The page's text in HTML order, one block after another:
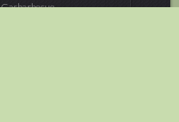
Gasbarbecue